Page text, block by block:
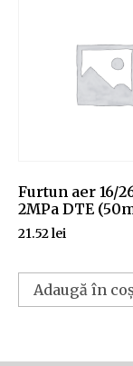
Furtun aer 16/
2MPa DTE
21.52lei
Adaugă în